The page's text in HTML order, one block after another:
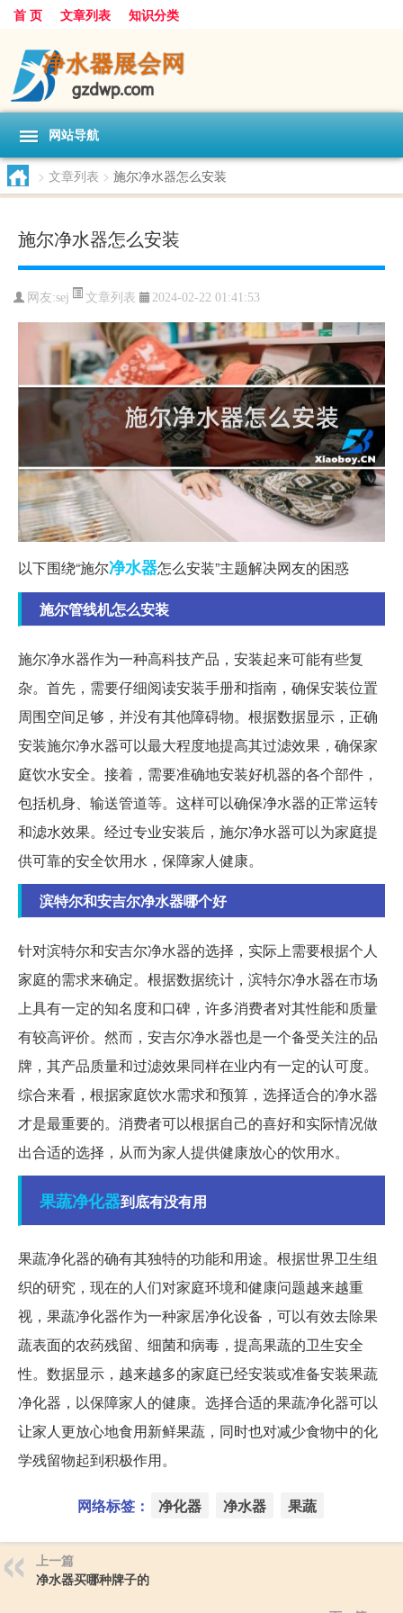
首 页 文章列表 知识分类
网站导航
> 文章列表 > 施尔净水器怎么安装
施尔净水器怎么安装
网友:sej 文章列表 2024-02-22 01:41:53
以下围绕“施尔净水器怎么安装”主题解决网友的困惑
施尔管线机怎么安装
施尔净水器作为一种高科技产品，安装起来可能有些复
杂。首先，需要仔细阅读安装手册和指南，确保安装位置
周围空间足够，并没有其他障碍物。根据数据显示，正确
安装施尔净水器可以最大程度地提高其过滤效果，确保家
庭饮水安全。接着，需要准确地安装好机器的各个部件，
包括机身、输送管道等。这样可以确保净水器的正常运转
和滤水效果。经过专业安装后，施尔净水器可以为家庭提
供可靠的安全饮用水，保障家人健康。
滨特尔和安吉尔净水器哪个好
针对滨特尔和安吉尔净水器的选择，实际上需要根据个人
家庭的需求来确定。根据数据统计，滨特尔净水器在市场
上具有一定的知名度和口碑，许多消费者对其性能和质量
有较高评价。然而，安吉尔净水器也是一个备受关注的品
牌，其产品质量和过滤效果同样在业内有一定的认可度。
综合来看，根据家庭饮水需求和预算，选择适合的净水器
才是最重要的。消费者可以根据自己的喜好和实际情况做
出合适的选择，从而为家人提供健康放心的饮用水。
果蔬净化器到底有没有用
果蔬净化器的确有其独特的功能和用途。根据世界卫生组
织的研究，现在的人们对家庭环境和健康问题越来越重
视，果蔬净化器作为一种家居净化设备，可以有效去除果
蔬表面的农药残留、细菌和病毒，提高果蔬的卫生安全
性。数据显示，越来越多的家庭已经安装或准备安装果蔬
净化器，以保障家人的健康。选择合适的果蔬净化器可以
让家人更放心地食用新鲜果蔬，同时也对减少食物中的化
学残留物起到积极作用。
网络标签： 净化器 净水器 果蔬
上一篇
净水器买哪种牌子的